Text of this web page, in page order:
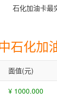
石化加油卡最
石化加
面值(元)
¥ 1000.000